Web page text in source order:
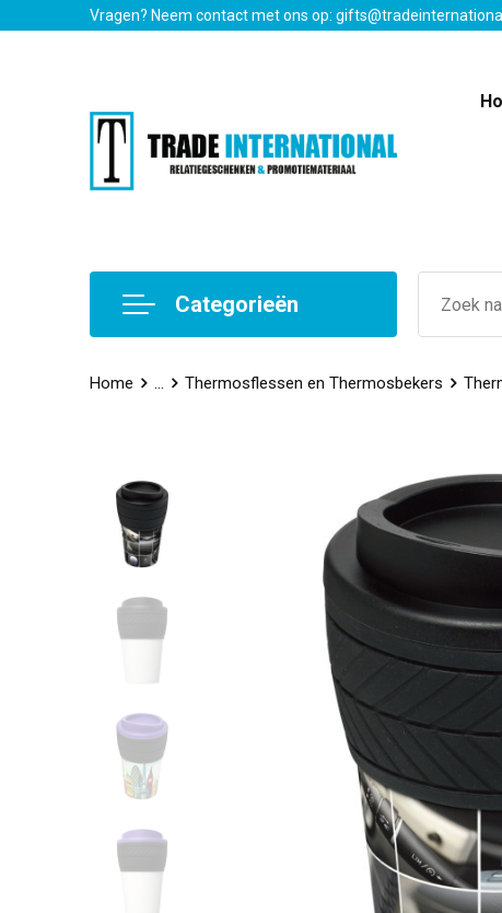
Vragen? Neem contact met ons op:
Categorieën
Home ... Thermosflessen en Thermosbekers